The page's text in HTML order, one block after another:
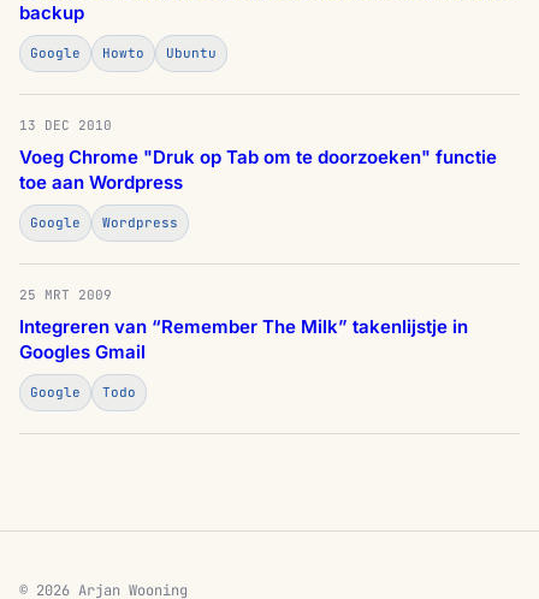
backup
Google Howto Ubuntu
13 DEC 2010
Voeg Chrome "Druk op Tab om te doorzoeken" functie
toe aan Wordpress
Google Wordpress
25 MRT 2009
Integreren van “Remember The Milk” takenlijstje in
Googles Gmail
Google Todo
© 2026 Arjan Wooning